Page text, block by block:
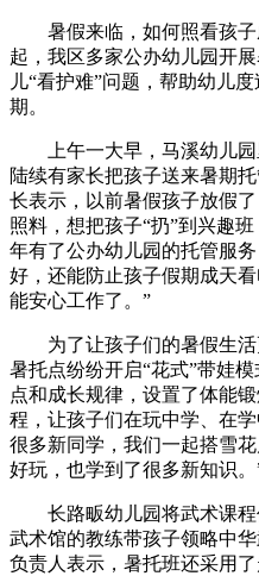
暑假来临，如何照看孩
起，我区多家公办幼儿园开
儿“看护难”问题，帮助幼儿
期。
上午一大早，马溪幼儿
陆续有家长把孩子送来暑期
长表示，以前暑假孩子放假
照料，想把孩子“扔”到兴趣
年有了公办幼儿园的托管服
好，还能防止孩子假期成天
能安心工作了。”
为了让孩子们的暑假生
暑托点纷纷开启“花式”带娃
点和成长规律，设置了体能
程，让孩子们在玩中学、在
很多新同学，我们一起搭雪
好玩，也学到了很多新知识
长路畈幼儿园将武术课
武术馆的教练带孩子领略中
负责人表示，暑托班还采用